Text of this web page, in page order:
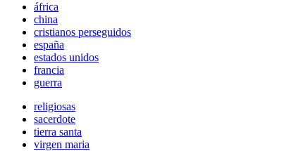
áfrica
china
cristianos perseguidos
españa
estados unidos
francia
guerra
religiosas
sacerdote
tierra santa
virgen maria